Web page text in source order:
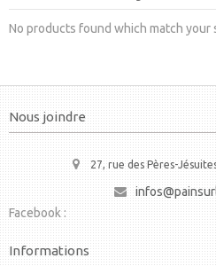
No products found which match your
Nous joindre
27, rue des Pères-
Facebook :
Informations